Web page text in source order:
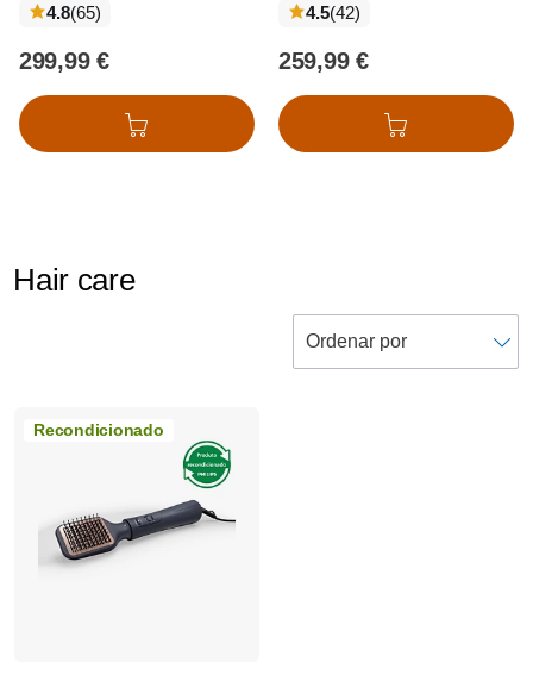
4.8(65críticas
)
299,99 €
Adicionar ao cesto
4.5(42críticas
)
259,99 €
Adicionar ao cesto
Hair care
Recondicionado